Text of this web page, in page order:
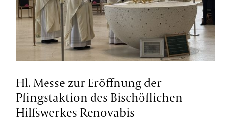
Hl. Messe zur Eröffnung der
Pfingstaktion des Bischöflichen
Hilfswerkes Renovabis